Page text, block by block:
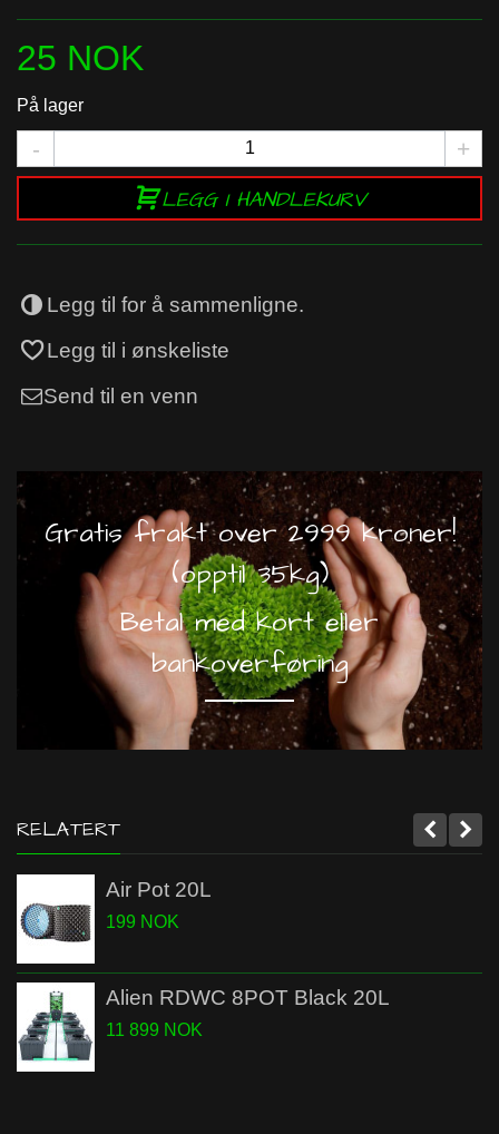
25 NOK
På lager
- +
LEGG I HANDLEKURV
Legg til for å sammenligne.
Legg til i ønskeliste
Send til en venn
Gratis frakt over 2999 kroner!
(opptil 35kg)
Betal med kort eller
bankoverføring
RELATERT
Air Pot 20L
199 NOK
Alien RDWC 8POT Black 20L
11 899 NOK